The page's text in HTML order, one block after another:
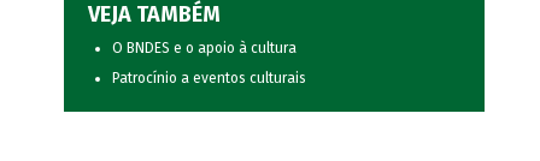
VEJA TAMBÉM
O BNDES e o apoio à cultura
Patrocínio a eventos culturais